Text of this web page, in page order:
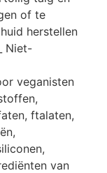
of te
herstellen
Niet-
veganisten
ftalaten,
van